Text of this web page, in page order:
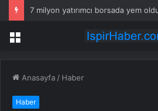
7 milyon yatırımcı borsada yem
Menü
Anasayfa / Haber
Haber